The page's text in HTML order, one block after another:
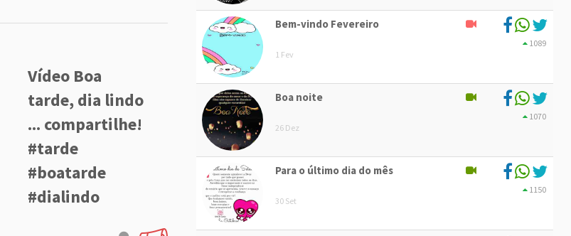
Vídeo Boa
tarde, dia lindo
... compartilhe!
#tarde
#boatarde
#dialindo
Bem-vindo Fevereiro
1 Fev
1089
Boa noite
26 Dez
1070
Para o último dia do mês
30 Set
1150